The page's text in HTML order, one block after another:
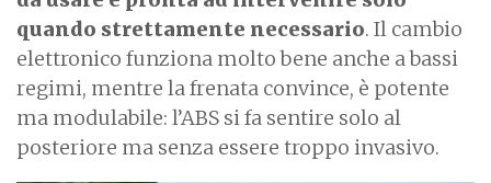
quando strettamente necessario. Il cambio
elettronico funziona molto bene anche a bassi
regimi, mentre la frenata convince, è potente
ma modulabile: l’ABS si fa sentire solo al
posteriore ma senza essere troppo invasivo.